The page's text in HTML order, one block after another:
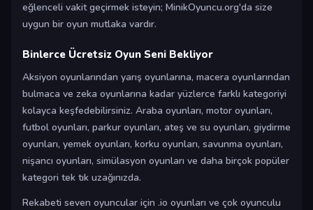
eğlenceli vakit geçirmek isteyin; MinikOyuncu.org'da size
uygun bir oyun mutlaka vardır.
Binlerce Ücretsiz Oyun Seni Bekliyor
Aksiyon oyunlarından yarış oyunlarına, macera oyunlarından
bulmaca ve zeka oyunlarına kadar yüzlerce farklı kategoriyi
kolayca keşfedebilirsiniz. Araba oyunları, motor oyunları,
futbol oyunları, parkur oyunları, ateş ve su oyunları, giydirme
oyunları, yemek oyunları, korku oyunları, savunma oyunları,
nişancı oyunları, simülasyon oyunları ve daha birçok popüler
kategori tek tık uzağınızda.
Rekabeti seven oyuncular için .io oyunları ve çok oyunculu